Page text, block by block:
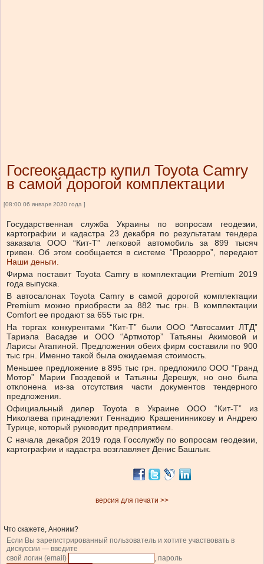
Госгеокадастр купил Toyota Camry
в самой дорогой комплектации
[08:00 06 января 2020 года ]
Государственная служба Украины по вопросам геодезии,
картографии и кадастра 23 декабря по результатам тендера
заказала ООО “Кит-Т” легковой автомобиль за 899 тысяч
гривен. Об этом сообщается в системе “Прозорро”, передают
Наши деньги.
Фирма поставит Toyota Camry в комплектации Premium 2019
года выпуска.
В автосалонах Toyota Camry в самой дорогой комплектации
Premium можно приобрести за 882 тыс грн. В комплектации
Comfort ее продают за 655 тыс грн.
На торгах конкурентами “Кит-Т” были ООО “Автосамит ЛТД”
Тариэла Васадзе и ООО “Артмотор” Татьяны Акимовой и
Ларисы Атапиной. Предложения обеих фирм составили по 900
тыс грн. Именно такой была ожидаемая стоимость.
Меньшее предложение в 895 тыс грн. предложило ООО “Гранд
Мотор” Марии Гвоздевой и Татьяны Дерешук, но оно была
отклонена из-за отсутствия части документов тендерного
предложения.
Официальный дилер Toyota в Украине ООО “Кит-Т” из
Николаева принадлежит Геннадию Крашенинникову и Андрею
Турице, который руководит предприятием.
С начала декабря 2019 года Госслужбу по вопросам геодезии,
картографии и кадастра возглавляет Денис Башлык.
версия для печати >>
Что скажете, Аноним?
Если Вы зарегистрированный пользователь и хотите участвовать в
дискуссии — введите
свой логин (email)
, пароль